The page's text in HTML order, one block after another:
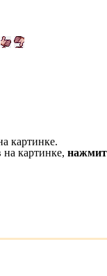
картинке.
картинке,